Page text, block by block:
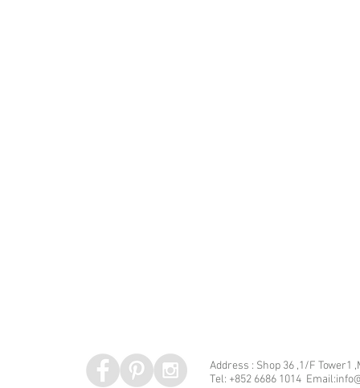
Address : Shop 36 ,1/F Tower1
Tel: +852 6686 1014